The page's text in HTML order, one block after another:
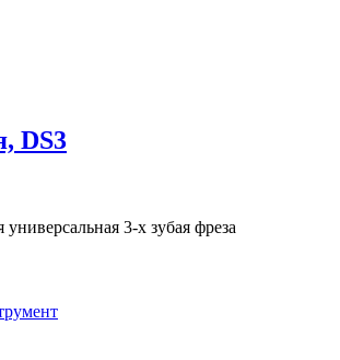
DS3
3-х зубая фреза